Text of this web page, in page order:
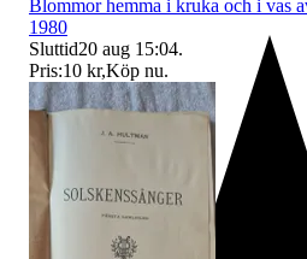
Blommor hemma i kruka och i vas
1980
Sluttid20 aug 15:04.
Pris:10 kr,Köp nu.